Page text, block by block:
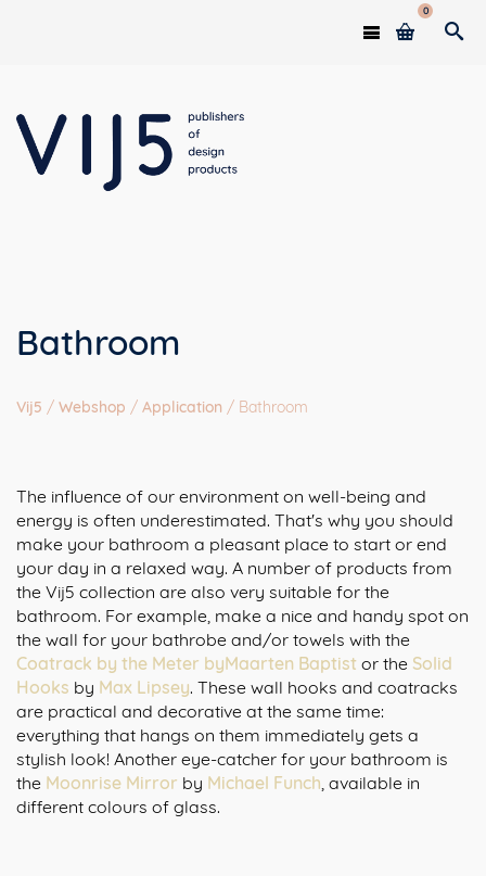
0
Bathroom
Vij5 / Webshop / Application / Bathroom
The influence of our environment on well-being and
energy is often underestimated. That's why you should
make your bathroom a pleasant place to start or end
your day in a relaxed way. A number of products from
the Vij5 collection are also very suitable for the
bathroom. For example, make a nice and handy spot on
the wall for your bathrobe and/or towels with the
Coatrack by the Meter byMaarten Baptist or the Solid
Hooks by Max Lipsey. These wall hooks and coatracks
are practical and decorative at the same time:
everything that hangs on them immediately gets a
stylish look! Another eye-catcher for your bathroom is
the Moonrise Mirror by Michael Funch, available in
different colours of glass.